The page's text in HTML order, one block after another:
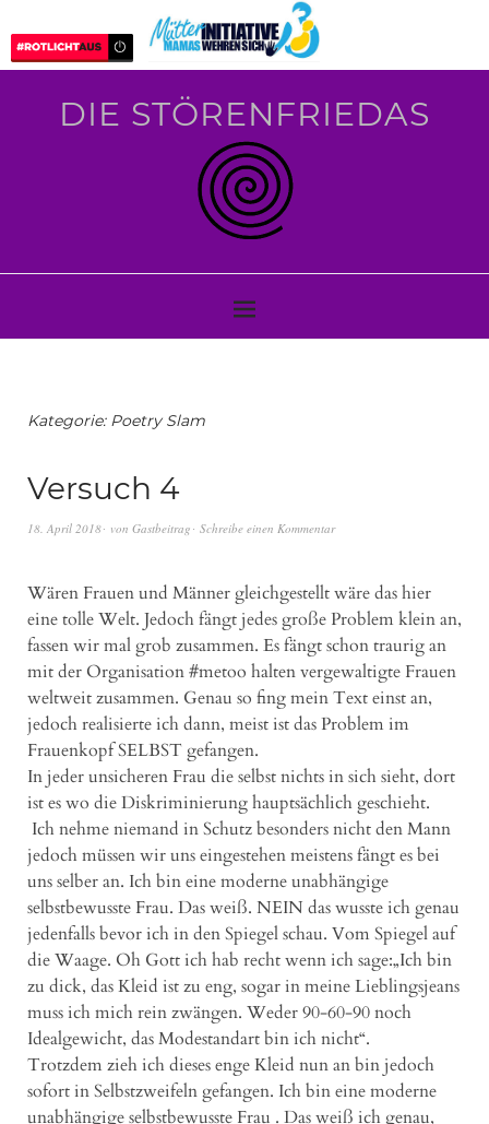
DIE STÖRENFRIEDAS
Kategorie: Poetry Slam
Versuch 4
18. April 2018 von Gastbeitrag Schreibe einen Kommentar
Wären Frauen und Männer gleichgestellt wäre das hier
eine tolle Welt. Jedoch fängt jedes große Problem klein an,
fassen wir mal grob zusammen. Es fängt schon traurig an
mit der Organisation #metoo halten vergewaltigte Frauen
weltweit zusammen. Genau so fing mein Text einst an,
jedoch realisierte ich dann, meist ist das Problem im
Frauenkopf SELBST gefangen.
In jeder unsicheren Frau die selbst nichts in sich sieht, dort
ist es wo die Diskriminierung hauptsächlich geschieht.
Ich nehme niemand in Schutz besonders nicht den Mann
jedoch müssen wir uns eingestehen meistens fängt es bei
uns selber an. Ich bin eine moderne unabhängige
selbstbewusste Frau. Das weiß. NEIN das wusste ich genau
jedenfalls bevor ich in den Spiegel schau. Vom Spiegel auf
die Waage. Oh Gott ich hab recht wenn ich sage:„Ich bin
zu dick, das Kleid ist zu eng, sogar in meine Lieblingsjeans
muss ich mich rein zwängen. Weder 90-60-90 noch
Idealgewicht, das Modestandart bin ich nicht“.
Trotzdem zieh ich dieses enge Kleid nun an bin jedoch
sofort in Selbstzweifeln gefangen. Ich bin eine moderne
unabhängige selbstbewusste Frau . Das weiß ich genau,